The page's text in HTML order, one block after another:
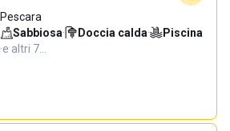
Pescara
Sabbiosa· Doccia calda·
Piscina
·e altri 7…